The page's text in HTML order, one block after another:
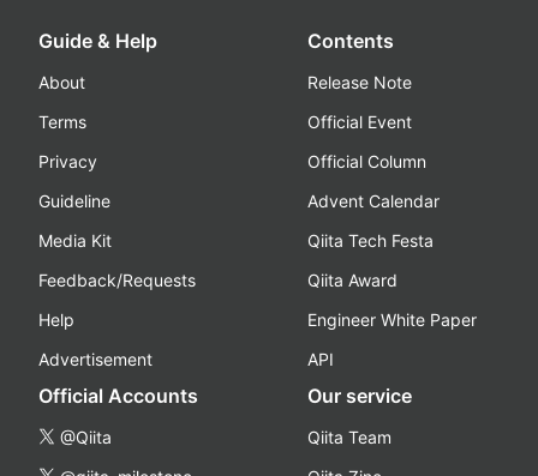
Guide & Help
About
Terms
Privacy
Guideline
Media Kit
Feedback/Requests
Help
Advertisement
Contents
Release Note
Official Event
Official Column
Advent Calendar
Qiita Tech Festa
Qiita Award
Engineer White Paper
API
Official Accounts
@Qiita
Our service
Qiita Team